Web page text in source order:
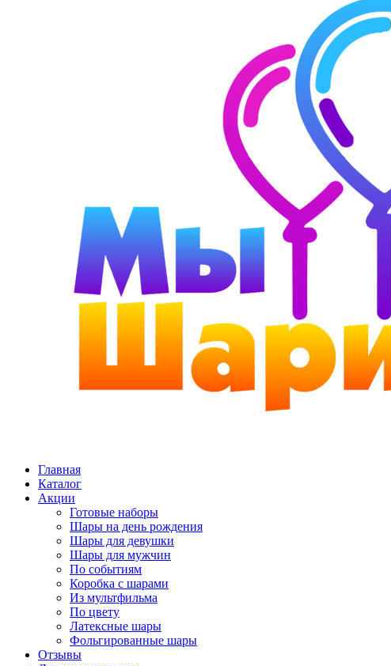
Главная
Каталог
Акции
Готовые наборы
Шары на день рождения
Шары для девушки
Шары для мужчин
По событиям
Коробка с шарами
Из мультфильма
По цвету
Латексные шары
Фольгированные шары
Отзывы